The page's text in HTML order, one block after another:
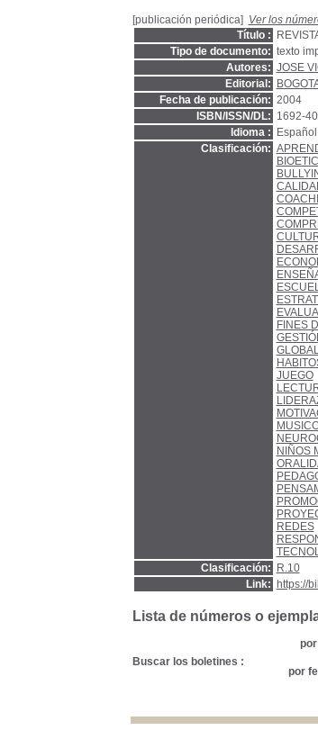
[publicación periódica] Ver los
Título :
Tipo de documento: texto
Autores: JOSE
Editorial:
Fecha de publicación: 2004
ISBN/ISSN/DL: 1692-
Idioma :
Clasificación:
FINES
JUEGO
NIÑOS
REDES
Clasificación:
R.10
Link:
https://
Lista de números o
Buscar los boletines :
por